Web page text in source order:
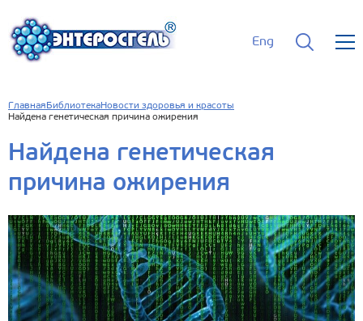
Eng
Главная БиблиотекаНовости здоровья и красоты
Найдена генетическая причина ожирения
Найдена генетическая
причина ожирения